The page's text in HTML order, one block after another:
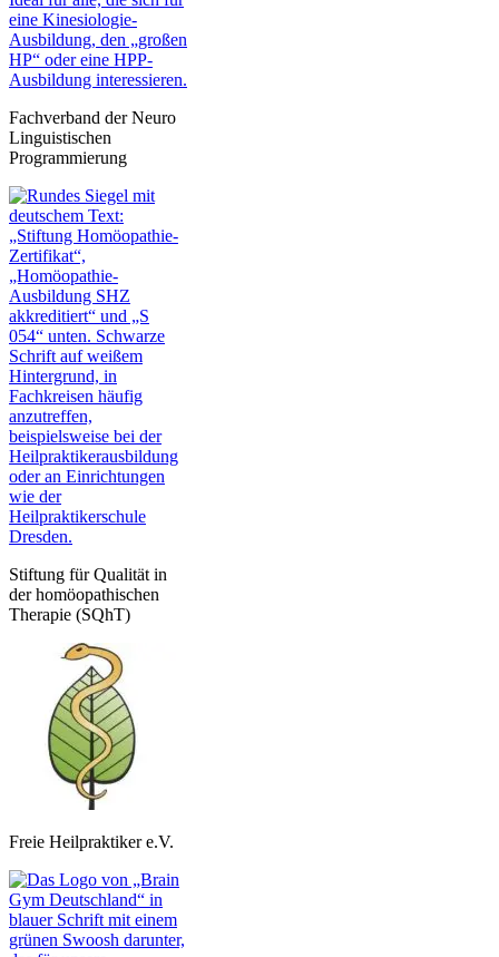
Fachverband der Neuro
Linguistischen
Programmierung
Stiftung für Qualität in
der homöopathischen
Therapie (SQhT)
Freie Heilpraktiker e.V.